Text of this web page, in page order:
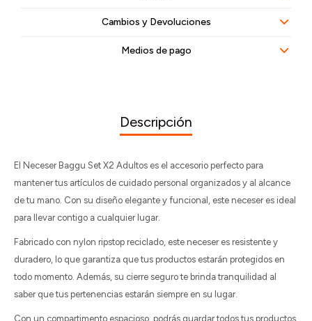
Cambios y Devoluciones
Medios de pago
Descripción
El Neceser Baggu Set X2 Adultos es el accesorio perfecto para
mantener tus artículos de cuidado personal organizados y al alcance
de tu mano. Con su diseño elegante y funcional, este neceser es ideal
para llevar contigo a cualquier lugar.
Fabricado con nylon ripstop reciclado, este neceser es resistente y
duradero, lo que garantiza que tus productos estarán protegidos en
todo momento. Además, su cierre seguro te brinda tranquilidad al
saber que tus pertenencias estarán siempre en su lugar.
Con un compartimento espacioso, podrás guardar todos tus productos